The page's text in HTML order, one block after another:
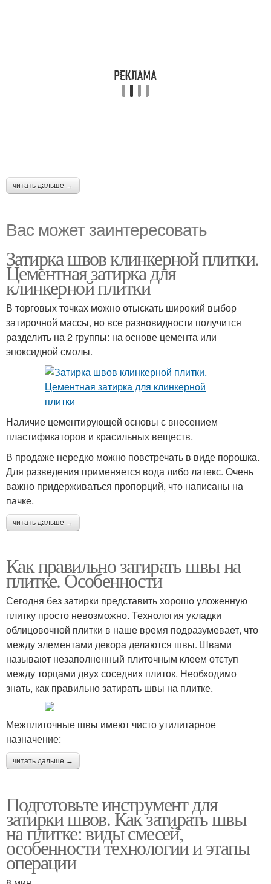
читать дальше →
Вас может заинтересовать
Затирка швов клинкерной плитки.
Цементная затирка для
клинкерной плитки
В торговых точках можно отыскать широкий выбор
затирочной массы, но все разновидности получится
разделить на 2 группы: на основе цемента или
эпоксидной смолы.
Наличие цементирующей основы с внесением
пластификаторов и красильных веществ.
В продаже нередко можно повстречать в виде порошка.
Для разведения применяется вода либо латекс. Очень
важно придерживаться пропорций, что написаны на
пачке.
читать дальше →
Как правильно затирать швы на
плитке. Особенности
Сегодня без затирки представить хорошо уложенную
плитку просто невозможно. Технология укладки
облицовочной плитки в наше время подразумевает, что
между элементами декора делаются швы. Швами
называют незаполненный плиточным клеем отступ
между торцами двух соседних плиток. Необходимо
знать, как правильно затирать швы на плитке.
Межплиточные швы имеют чисто утилитарное
назначение:
читать дальше →
Подготовьте инструмент для
затирки швов. Как затирать швы
на плитке: виды смесей,
особенности технологии и этапы
операции